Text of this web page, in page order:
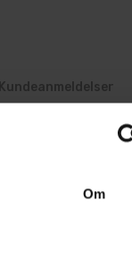
Om
Kundeanmeldelser